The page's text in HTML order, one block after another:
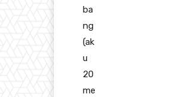
ba
ng
(ak
u
20
me